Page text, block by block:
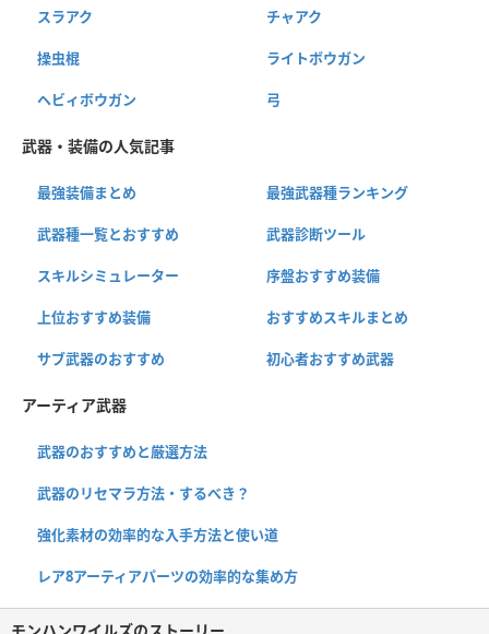
スラアク チャアク
操虫棍 ライトボウガン
ヘビィボウガン 弓
武器・装備の人気記事
最強装備まとめ 最強武器種ランキング
武器種一覧とおすすめ 武器診断ツール
スキルシミュレーター 序盤おすすめ装備
上位おすすめ装備 おすすめスキルまとめ
サブ武器のおすすめ 初心者おすすめ武器
アーティア武器
武器のおすすめと厳選方法
武器のリセマラ方法・するべき？
強化素材の効率的な入手方法と使い道
レア8アーティアパーツの効率的な集め方